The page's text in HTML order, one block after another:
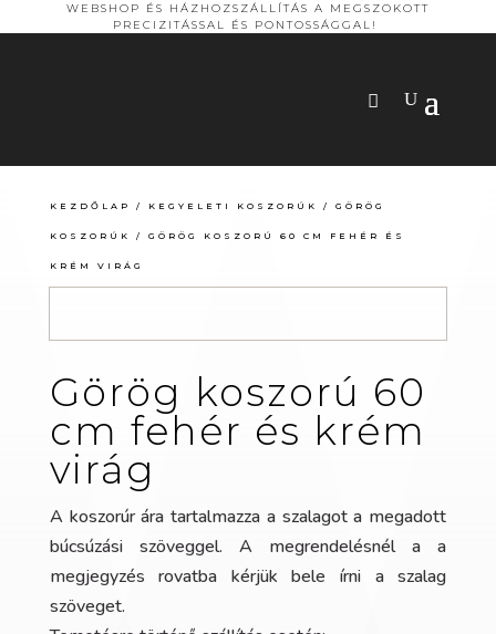
WEBSHOP ÉS HÁZHOZSZÁLLÍTÁS A MEGSZOKOTT
PRECIZITÁSSAL ÉS PONTOSSÁGGAL!
KEZDŐLAP / KEGYELETI KOSZORÚK / GÖRÖG
KOSZORÚK / GÖRÖG KOSZORÚ 60 CM FEHÉR ÉS
KRÉM VIRÁG
Görög koszorú 60
cm fehér és krém
virág
A koszorúr ára tartalmazza a szalagot a megadott
búcsúzási szöveggel. A megrendelésnél a a
megjegyzés rovatba kérjük bele írni a szalag
szöveget.